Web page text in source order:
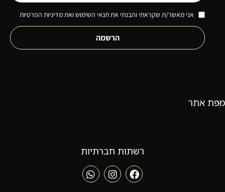
אני מאשר/ת שקראתי והבנתי את תנאי השימוש ואת מדיניות הפרטיות
הרשמה
מפת אתר
רשתות חברתיות